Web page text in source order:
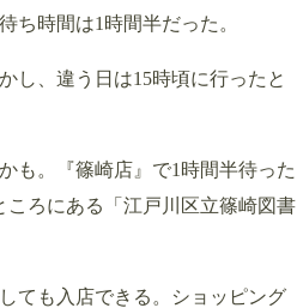
ち時間は1時間半だった。
し、違う日は15時頃に行ったと
も。『篠崎店』で1時間半待った
ろにある「江戸川区立篠崎図書
ても入店できる。ショッピング